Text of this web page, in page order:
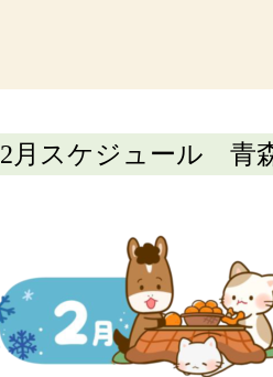
2月スケジュール 青